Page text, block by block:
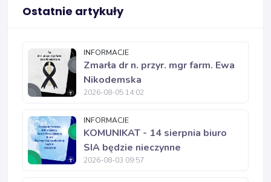
Ostatnie artykuły
INFORMACJE
Zmarła dr n. przyr. mgr farm. Ewa
Nikodemska
2026-08-05 14:02
INFORMACJE
KOMUNIKAT - 14 sierpnia biuro
SIA będzie nieczynne
2026-08-03 09:57